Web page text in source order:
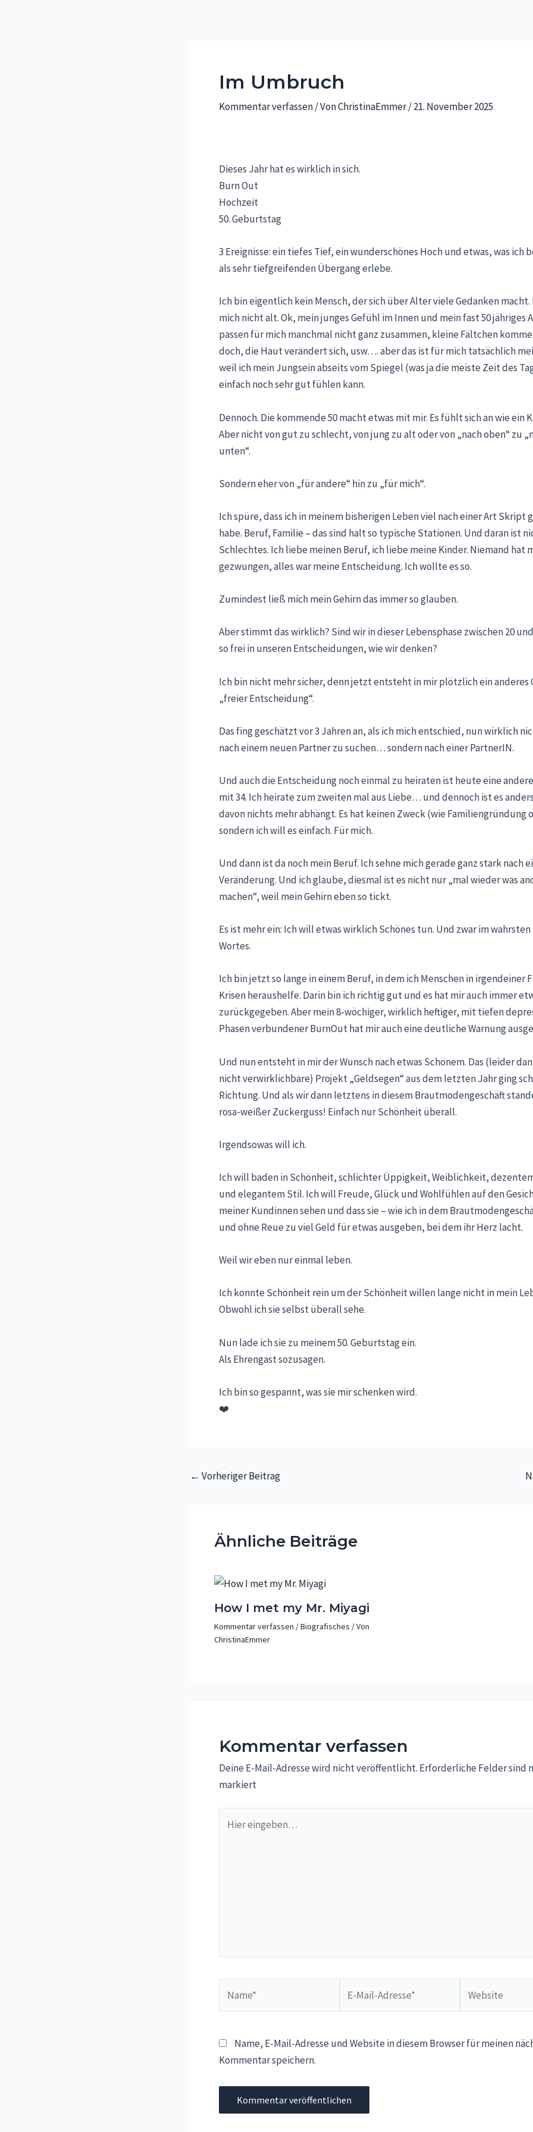
Im Umbruch
Kommentar verfassen/ VonChristinaEmmer/21. November 2025
Dieses Jahr hat es wirklich in sich.
Burn Out
Hochzeit
50. Geburtstag
3 Ereignisse: ein tiefes Tief, ein wunderschönes Hoch und etwas, was ich
als sehr tiefgreifenden Übergang erlebe.
Ich bin eigentlich kein Mensch, der sich über Alter viele Gedanken
mich nicht alt. Ok, mein junges Gefühl im Innen und mein fast 50 jähriges
passen für mich manchmal nicht ganz zusammen, kleine Fältchen
doch, die Haut verändert sich, usw…. aber das ist für mich tatsächlich
weil ich mein Jungsein abseits vom Spiegel (was ja die meiste Zeit des
einfach noch sehr gut fühlen kann.
Dennoch. Die kommende 50 macht etwas mit mir. Es fühlt sich an wie ein
Aber nicht von gut zu schlecht, von jung zu alt oder von „nach oben“ zu
unten“.
Sondern eher von „für andere“ hin zu „für mich“.
Ich spüre, dass ich in meinem bisherigen Leben viel nach einer Art Skript
habe. Beruf, Familie – das sind halt so typische Stationen. Und daran ist
Schlechtes. Ich liebe meinen Beruf, ich liebe meine Kinder. Niemand hat
gezwungen, alles war meine Entscheidung. Ich wollte es so.
Zumindest ließ mich mein Gehirn das immer so glauben.
Aber stimmt das wirklich? Sind wir in dieser Lebensphase zwischen 20
so frei in unseren Entscheidungen, wie wir denken?
Ich bin nicht mehr sicher, denn jetzt entsteht in mir plötzlich ein anderes
„freier Entscheidung“.
Das fing geschätzt vor 3 Jahren an, als ich mich entschied, nun wirklich
nach einem neuen Partner zu suchen… sondern nach einer PartnerIN.
Und auch die Entscheidung noch einmal zu heiraten ist heute eine
mit 34. Ich heirate zum zweiten mal aus Liebe… und dennoch ist es
davon nichts mehr abhängt. Es hat keinen Zweck (wie Familiengründung
sondern ich will es einfach. Für mich.
Und dann ist da noch mein Beruf. Ich sehne mich gerade ganz stark nach
Veränderung. Und ich glaube, diesmal ist es nicht nur „mal wieder was
machen“, weil mein Gehirn eben so tickt.
Es ist mehr ein: Ich will etwas wirklich Schönes tun. Und zwar im wahrsten
Wortes.
Ich bin jetzt so lange in einem Beruf, in dem ich Menschen in irgendeiner
Krisen heraushelfe. Darin bin ich richtig gut und es hat mir auch immer
zurückgegeben. Aber mein 8-wöchiger, wirklich heftiger, mit tiefen
Phasen verbundener BurnOut hat mir auch eine deutliche Warnung
Und nun entsteht in mir der Wunsch nach etwas Schönem. Das (leider
nicht verwirklichbare) Projekt „Geldsegen“ aus dem letzten Jahr ging
Richtung. Und als wir dann letztens in diesem Brautmodengeschäft
rosa-weißer Zuckerguss! Einfach nur Schönheit überall.
Irgendsowas will ich.
Ich will baden in Schönheit, schlichter Üppigkeit, Weiblichkeit,
und elegantem Stil. Ich will Freude, Glück und Wohlfühlen auf den
meiner Kundinnen sehen und dass sie – wie ich in dem
und ohne Reue zu viel Geld für etwas ausgeben, bei dem ihr Herz lacht.
Weil wir eben nur einmal leben.
Ich konnte Schönheit rein um der Schönheit willen lange nicht in mein
Obwohl ich sie selbst überall sehe.
Nun lade ich sie zu meinem 50. Geburtstag ein.
Als Ehrengast sozusagen.
Ich bin so gespannt, was sie mir schenken wird.
❤️
Beitragsnavigation
← Vorheriger Beitrag
Ähnliche Beiträge
How I met my Mr. Miyagi
Kommentar verfassen /Biografisches / Von
ChristinaEmmer
Kommentar verfassen
Deine E-Mail-Adresse wird nicht veröffentlicht. Erforderliche Felder sind
markiert
eingeben…
Mail-
Name, E-Mail-Adresse und Website in diesem Browser für meinen
Kommentar speichern.